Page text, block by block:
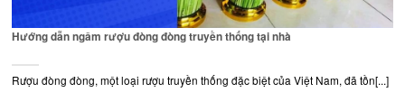
Hướng dẫn ngâm rượu đòng đòng truyền thống tại nhà
Rượu đòng đòng, một loại rượu truyền thống đặc biệt của Việt Nam, đã tồn[...]